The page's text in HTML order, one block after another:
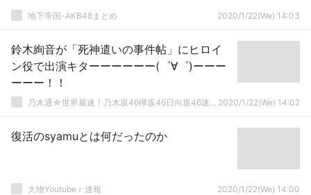
地下帝国-AKB48まとめ 2020/1/22(We) 14:03
鈴木絢音が「死神遣いの事件帖」にヒロイ
ン役で出演キターーーーーー(゜∀゜)ーーー
ーーー！！
乃木通☆世界最速！乃木坂46欅坂46日向坂46速報まとめ 2020/1/22(We) 14:02
復活のsyamuとは何だったのか
大物Youtubeｒ速報 2020/1/22(We) 14:00